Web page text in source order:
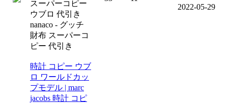
スーパーコピー
ウブロ 代引き
nanaco - グッチ
財布 スーパーコ
ピー 代引き
2022-05-29
時計 コピー ウブ
ロ ワールドカッ
プモデル | marc
jacobs 時計 コピ